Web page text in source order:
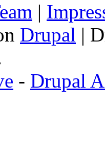
|
Drupal |
- Drupal